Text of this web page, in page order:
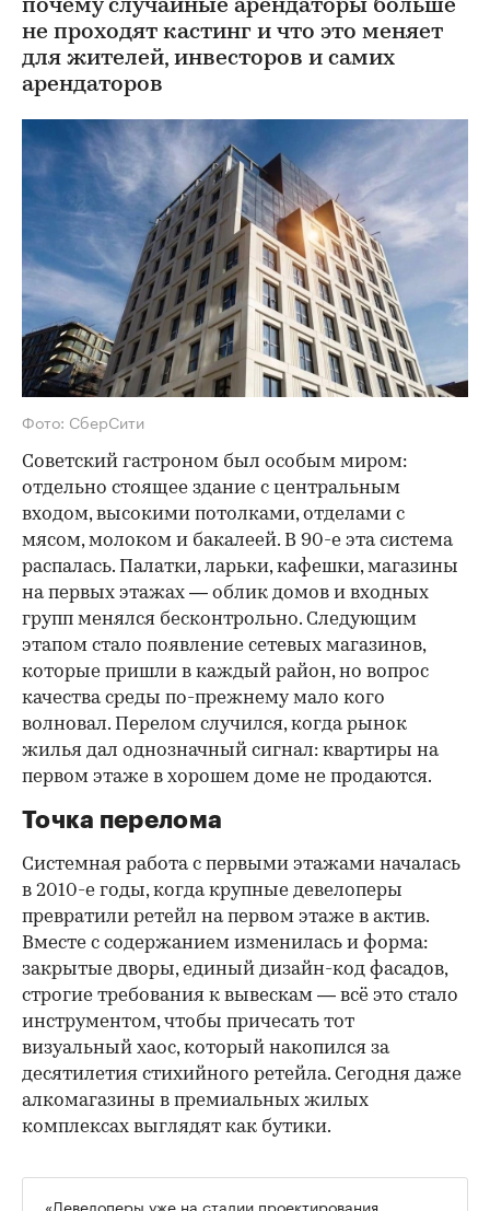
почему случайные арендаторы больше
не проходят кастинг и что это меняет
для жителей, инвесторов и самих
арендаторов
Фото: СберСити
Советский гастроном был особым миром:
отдельно стоящее здание с центральным
входом, высокими потолками, отделами с
мясом, молоком и бакалеей. В 90-е эта система
распалась. Палатки, ларьки, кафешки, магазины
на первых этажах — облик домов и входных
групп менялся бесконтрольно. Следующим
этапом стало появление сетевых магазинов,
которые пришли в каждый район, но вопрос
качества среды по-прежнему мало кого
волновал. Перелом случился, когда рынок
жилья дал однозначный сигнал: квартиры на
первом этаже в хорошем доме не продаются.
Точка перелома
Системная работа с первыми этажами началась
в 2010-е годы, когда крупные девелоперы
превратили ретейл на первом этаже в актив.
Вместе с содержанием изменилась и форма:
закрытые дворы, единый дизайн-код фасадов,
строгие требования к вывескам — всё это стало
инструментом, чтобы причесать тот
визуальный хаос, который накопился за
десятилетия стихийного ретейла. Сегодня даже
алкомагазины в премиальных жилых
комплексах выглядят как бутики.
«Девелоперы уже на стадии проектирования